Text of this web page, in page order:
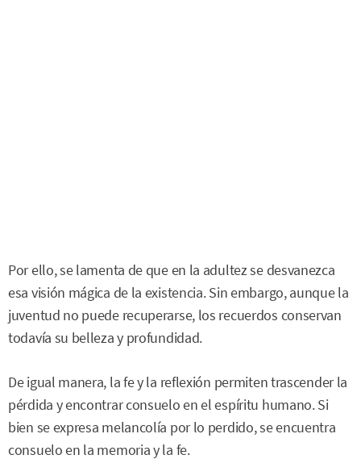
Por ello, se lamenta de que en la adultez se desvanezca
esa visión mágica de la existencia. Sin embargo, aunque la
juventud no puede recuperarse, los recuerdos conservan
todavía su belleza y profundidad.
De igual manera, la fe y la reflexión permiten trascender la
pérdida y encontrar consuelo en el espíritu humano. Si
bien se expresa melancolía por lo perdido, se encuentra
consuelo en la memoria y la fe.